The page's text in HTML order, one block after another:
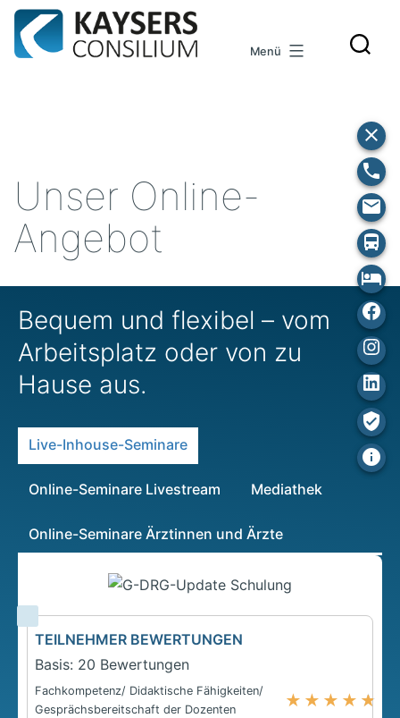
Zum
Inhalt
springen
Menü
Unser Online-
Angebot
Bequem und flexibel – vom
Arbeitsplatz oder von zu
Hause aus.
Live-Inhouse-Seminare
Online-Seminare Livestream Mediathek
Online-Seminare Ärztinnen und Ärzte
TEILNEHMER BEWERTUNGEN
Basis: 20 Bewertungen
Fachkompetenz/ Didaktische Fähigkeiten/
Gesprächsbereitschaft der Dozenten
★ ★ ★ ★ ★
In